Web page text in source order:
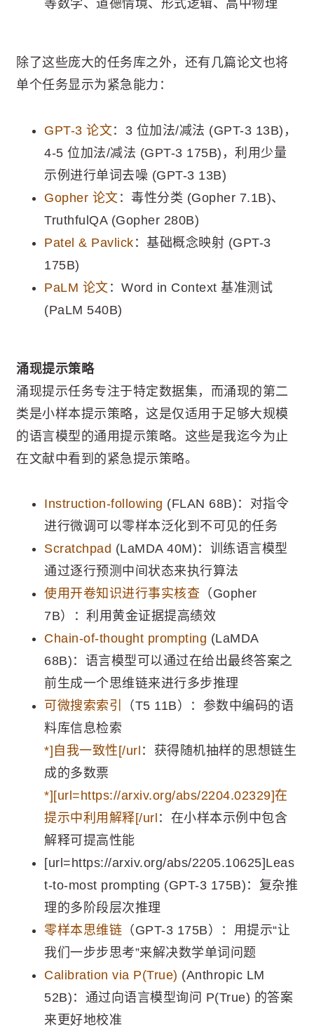
等数学、道德情境、形式逻辑、高中物理
除了这些庞大的任务库之外，还有几篇论文也将
单个任务显示为紧急能力：
GPT-3 论文：3 位加法/减法 (GPT-3 13B)，
4-5 位加法/减法 (GPT-3 175B)，利用少量
示例进行单词去噪 (GPT-3 13B)
Gopher 论文 ：毒性分类 (Gopher 7.1B)、
TruthfulQA (Gopher 280B)
Patel & Pavlick ：基础概念映射 (GPT-3
175B)
PaLM 论文 ：Word in Context 基准测试
(PaLM 540B)
涌现提示策略
涌现提示任务专注于特定数据集，而涌现的第二
类是小样本提示策略，这是仅适用于足够大规模
的语言模型的通用提示策略。这些是我迄今为止
在文献中看到的紧急提示策略。
Instruction-following (FLAN 68B)：对指令
进行微调可以零样本泛化到不可见的任务
Scratchpad (LaMDA 40M)：训练语言模型
通过逐行预测中间状态来执行算法
使用开卷知识进行事实核查 （Gopher
7B）：利用黄金证据提高绩效
Chain-of-thought prompting (LaMDA
68B)：语言模型可以通过在给出最终答案之
前生成一个思维链来进行多步推理
可微搜索索引
（T5 11B）：参数中编码的语
料库信息检索
*] 自我一致性[/url ：获得随机抽样的思想链生
成的多数票
*][url=https://arxiv.org/abs/2204.02329]在
提示中利用解释[/url ：在小样本示例中包含
解释可提高性能
[url=https://arxiv.org/abs/2205.10625]Leas
t-to-most prompting (GPT-3 175B)：复杂推
理的多阶段层次推理
零样本思维链 （GPT-3 175B）：用提示“让
我们一步步思考”来解决数学单词问题
Calibration via P(True) (Anthropic LM
52B)：通过向语言模型询问 P(True) 的答案
来更好地校准